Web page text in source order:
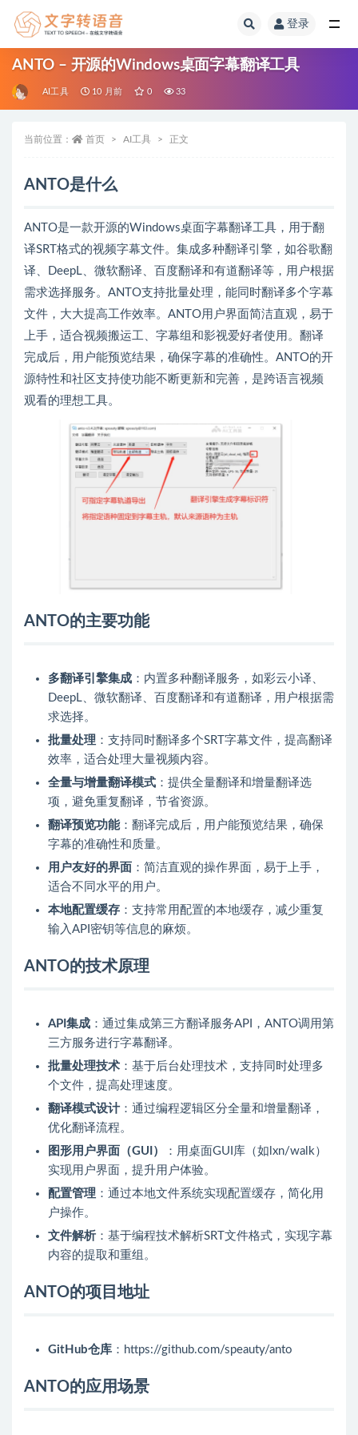
登录
ANTO – 开源的Windows桌面字幕翻译工具
AI工具 10 月前 0 33
当前位置： 首页 AI工具 正文
ANTO是什么
ANTO是一款开源的Windows桌面字幕翻译工具，用于翻
译SRT格式的视频字幕文件。集成多种翻译引擎，如谷歌翻
译、DeepL、微软翻译、百度翻译和有道翻译等，用户根据
需求选择服务。ANTO支持批量处理，能同时翻译多个字幕
文件，大大提高工作效率。ANTO用户界面简洁直观，易于
上手，适合视频搬运工、字幕组和影视爱好者使用。翻译
完成后，用户能预览结果，确保字幕的准确性。ANTO的开
源特性和社区支持使功能不断更新和完善，是跨语言视频
观看的理想工具。
ANTO的主要功能
多翻译引擎集成 ：内置多种翻译服务，如彩云小译、
DeepL、微软翻译、百度翻译和有道翻译，用户根据需
求选择。
批量处理 ：支持同时翻译多个SRT字幕文件，提高翻译
效率，适合处理大量视频内容。
全量与增量翻译模式 ：提供全量翻译和增量翻译选
项，避免重复翻译，节省资源。
翻译预览功能：翻译完成后，用户能预览结果，确保
字幕的准确性和质量。
用户友好的界面 ：简洁直观的操作界面，易于上手，
适合不同水平的用户。
本地配置缓存 ：支持常用配置的本地缓存，减少重复
输入API密钥等信息的麻烦。
ANTO的技术原理
API集成 ：通过集成第三方翻译服务API，ANTO调用第
三方服务进行字幕翻译。
批量处理技术 ：基于后台处理技术，支持同时处理多
个文件，提高处理速度。
翻译模式设计：通过编程逻辑区分全量和增量翻译，
优化翻译流程。
图形用户界面（GUI）
：用桌面GUI库（如lxn/walk）
实现用户界面，提升用户体验。
配置管理 ：通过本地文件系统实现配置缓存，简化用
户操作。
文件解析 ：基于编程技术解析SRT文件格式，实现字幕
内容的提取和重组。
ANTO的项目地址
GitHub仓库 ：https://github.com/speauty/anto
ANTO的应用场景